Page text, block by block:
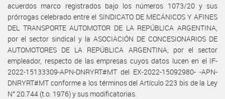
acuerdos marco registrados bajo los números 1073/20 y sus
prórrogas celebrado entre el SINDICATO DE MECÁNICOS Y AFINES
DEL TRANSPORTE AUTOMOTOR DE LA REPÚBLICA ARGENTINA,
por el sector sindical y la ASOCIACIÓN DE CONCESIONARIOS DE
AUTOMOTORES DE LA REPÚBLICA ARGENTINA, por el sector
empleador, respecto de las empresas cuyos datos lucen en el IF-
2022-15133309-APN-DNRYRT#MT del EX-2022-15092980- -APN-
DNRYRT#MT conforme a los términos del Artículo 223 bis de la Ley
N° 20.744 (t.o. 1976) y sus modificatorias.